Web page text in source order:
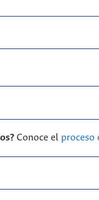
Conoce el